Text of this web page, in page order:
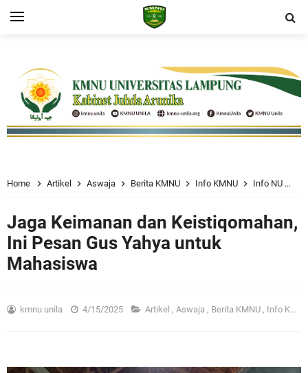
Home Artikel Aswaja Berita KMNU Info KMNU Info NU
Jaga Keimanan dan Keistiqomahan,
Ini Pesan Gus Yahya untuk
Mahasiswa
kmnu unila 4/15/2025 Artikel , Aswaja , Berita KMNU , Info KMNU